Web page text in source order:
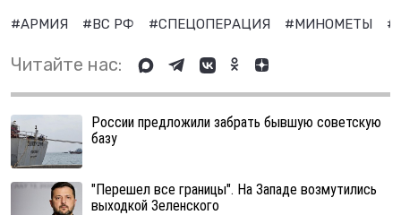
#АРМИЯ #ВС РФ #СПЕЦОПЕРАЦИЯ #МИНОМЕТЫ
Читайте нас:
России предложили забрать бывшую советскую
базу
"Перешел все границы". На Западе возмутились
выходкой Зеленского